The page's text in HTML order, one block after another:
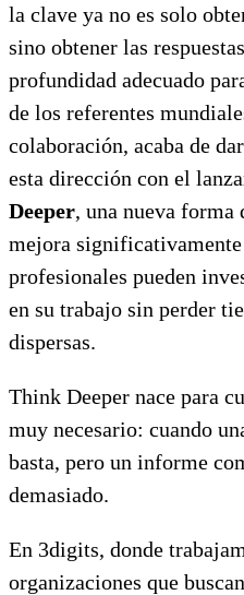
la clave ya no es solo
sino obtener las
profundidad adecuado
de los referentes
colaboración, acaba de
esta dirección con el
Deeper, una nueva forma
mejora
profesionales pueden
en su trabajo sin perder
dispersas.
Think Deeper nace para
muy necesario: cuando
basta, pero un informe
demasiado.
En 3digits, donde
organizaciones que